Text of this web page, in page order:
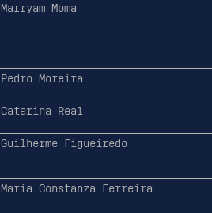
Marryam Moma
Pedro Moreira
Catarina Real
Guilherme Figueiredo
Maria Constanza Ferreira